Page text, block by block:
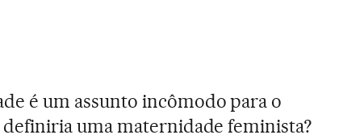
é um assunto incômodo para o
definiria uma maternidade feminista?